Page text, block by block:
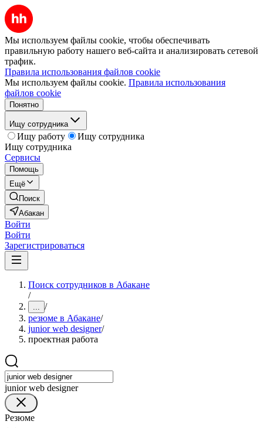
Мы используем файлы cookie, чтобы обеспечивать
правильную работу нашего веб-сайта и анализировать сетевой
трафик.
Правила использования файлов cookie
Мы используем файлы cookie. Правила использования
файлов cookie
Понятно
Ищу сотрудника
Ищу работу
Ищу сотрудника
Ищу сотрудника
Сервисы
Помощь
Ещё
Поиск
Абакан
Войти
Войти
Зарегистрироваться
Поиск сотрудников в Абакане
/
... /
резюме в Абакане/
junior web designer/
проектная работа
junior web designer
Резюме